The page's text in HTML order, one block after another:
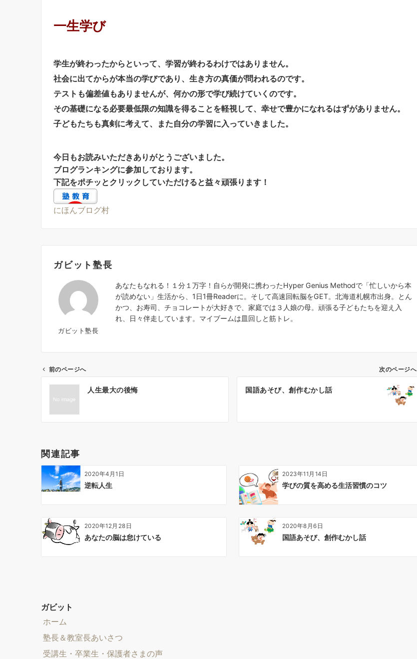
一生学び
学生が終わったからといって、学習が終わるわけではありません。
社会に出てからが本当の学びであり、生き方の真価が問われるのです。
テストも偏差値もありませんが、何かの形で学び続けていくのです。
その基礎になる必要最低限の知識を得ることを軽視して、幸せで豊かになれるはずがありません。
子どもたちも真剣に考えて、また自分の学習に入っていきました。
今日もお読みいただきありがとうございました。
ブログランキングに参加しております。
下記をポチッとクリックしていただけると益々頑張ります！
にほんブログ村
ガビット塾長
ガビット塾長
あなたもなれる！１分１万字！自らが開発に携わったHyper Genius Methodで「忙しいから本
が読めない」生活から、1日1冊Readerに。そして高速回転脳をGET。北海道札幌市出身。とん
かつ、お寿司、チョコレートが大好きで、家庭では３人娘の母。頑張る子どもたちを迎え入
れ、日々伴走しています。マイブームは皿回しと筋トレ。
ビ
シ
ョ
ン
前のページへ
人生最大の後悔
次のページへ
国語あそび、創作むかし話
関連記事
2020年4月1日
逆転人生
2023年11月14日
学びの質を高める生活習慣のコツ
2020年12月28日
あなたの脳は怠けている
2020年8月6日
国語あそび、創作むかし話
ガビット
ホーム
塾長＆教室長あいさつ
受講生・卒業生・保護者さまの声